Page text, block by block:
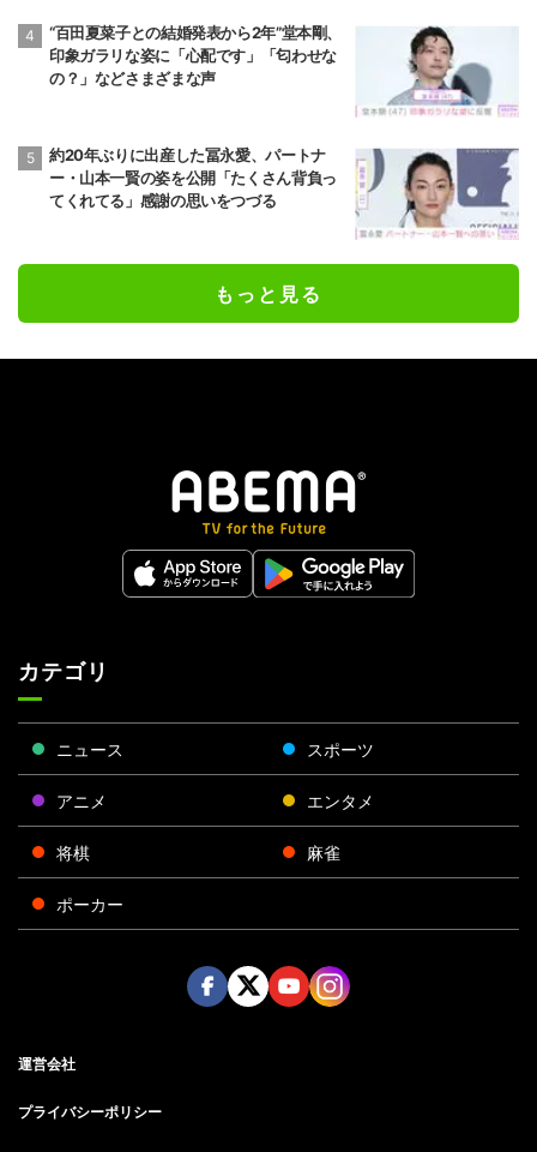
“百田夏菜子との結婚発表から2年”堂本剛、
印象ガラリな姿に「心配です」「匂わせな
の？」などさまざまな声
約20年ぶりに出産した冨永愛、パートナ
ー・山本一賢の姿を公開「たくさん背負っ
てくれてる」感謝の思いをつづる
もっと見る
カテゴリ
ニュース スポーツ
アニメ エンタメ
将棋 麻雀
ポーカー
運営会社
プライバシーポリシー